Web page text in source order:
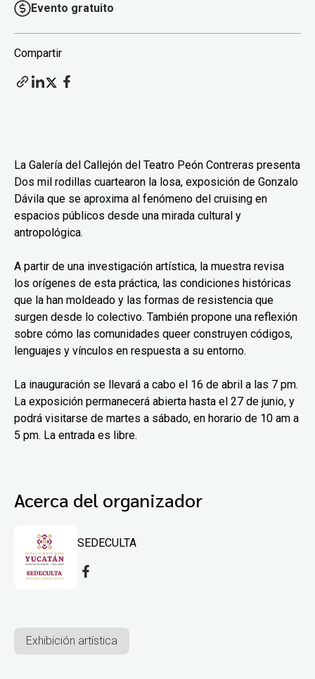
Evento gratuito
Compartir
La Galería del Callejón del Teatro Peón Contreras presenta
Dos mil rodillas cuartearon la losa, exposición de Gonzalo
Dávila que se aproxima al fenómeno del cruising en
espacios públicos desde una mirada cultural y
antropológica.
A partir de una investigación artística, la muestra revisa
los orígenes de esta práctica, las condiciones históricas
que la han moldeado y las formas de resistencia que
surgen desde lo colectivo. También propone una reflexión
sobre cómo las comunidades queer construyen códigos,
lenguajes y vínculos en respuesta a su entorno.
La inauguración se llevará a cabo el 16 de abril a las 7 pm.
La exposición permanecerá abierta hasta el 27 de junio, y
podrá visitarse de martes a sábado, en horario de 10 am a
5 pm. La entrada es libre.
Acerca del organizador
SEDECULTA
Exhibición artística